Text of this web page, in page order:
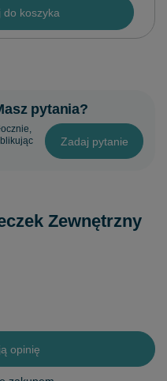
do koszyka
pytania?
Zadaj pytanie
Zewnętrzny
opinię